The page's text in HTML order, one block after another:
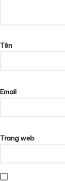
Tên
Email
Trang web